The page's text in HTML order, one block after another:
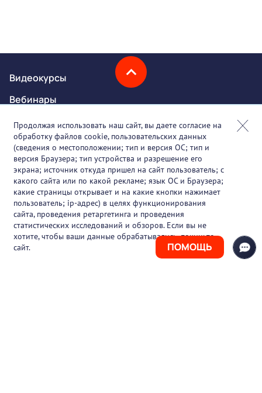
ПОМОЩЬ
Видеокурсы
Вебинары
Онлайн-события
Партнеры
О проекте
Вакансии
Блог
Контакты
Продолжая использовать наш сайт, вы даете согласие на
обработку файлов cookie, пользовательских данных
(сведения о местоположении; тип и версия ОС; тип и
версия Браузера; тип устройства и разрешение его
экрана; источник откуда пришел на сайт пользователь; с
какого сайта или по какой рекламе; язык ОС и Браузера;
какие страницы открывает и на какие кнопки нажимает
пользователь; ip-адрес) в целях функционирования
сайта, проведения ретаргетинга и проведения
статистических исследований и обзоров. Если вы не
хотите, чтобы ваши данные обрабатывались, покиньте
сайт.